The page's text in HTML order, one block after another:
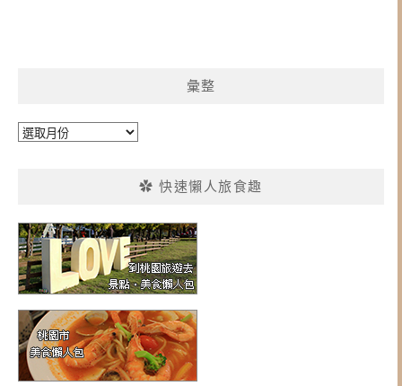
彙整
彙
✿ 快速懶人旅食趣